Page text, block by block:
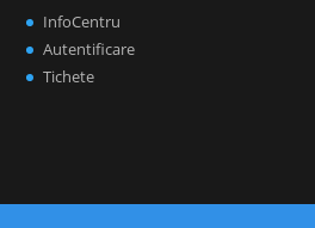
InfoCentru
Autentificare
Tichete